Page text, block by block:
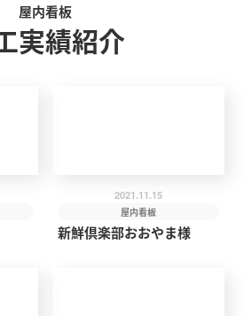
屋内看板
実績紹介
2021.11.15
屋内看板
新鮮倶楽部おおやま様